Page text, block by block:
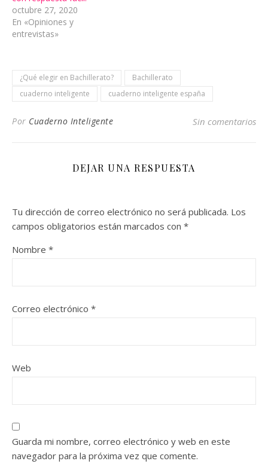
octubre 27, 2020
En «Opiniones y
entrevistas»
¿Qué elegir en Bachillerato?
Bachillerato
cuaderno inteligente
cuaderno inteligente españa
Por Cuaderno Inteligente Sin comentarios
DEJAR UNA RESPUESTA
Tu dirección de correo electrónico no será publicada. Los
campos obligatorios están marcados con *
Nombre *
Correo electrónico *
Web
Guarda mi nombre, correo electrónico y web en este
navegador para la próxima vez que comente.